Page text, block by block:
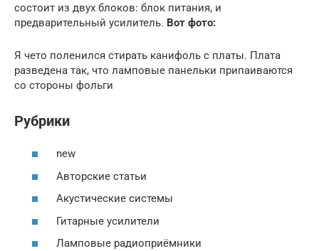
состоит из двух блоков: блок питания, и
предварительный усилитель. Вот фото:
Я чето поленился стирать канифоль с платы. Плата
разведена так, что ламповые панельки припаиваются
со стороны фольги
Рубрики
new
Авторские статьи
Акустические системы
Гитарные усилители
Ламповые радиоприёмники